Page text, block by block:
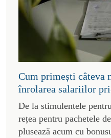
Cum primești câteva
înrolarea salariilor
De la stimulentele
rețea pentru pachetele
plusează acum cu